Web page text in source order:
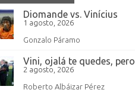
Diomande vs. Vinícius
1 agosto, 2026
Gonzalo Páramo
Vini, ojalá te quedes, pero
2 agosto, 2026
Roberto Albáizar Pérez